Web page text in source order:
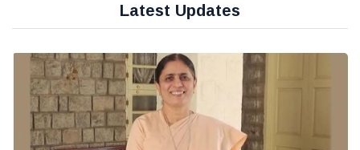
Latest Updates